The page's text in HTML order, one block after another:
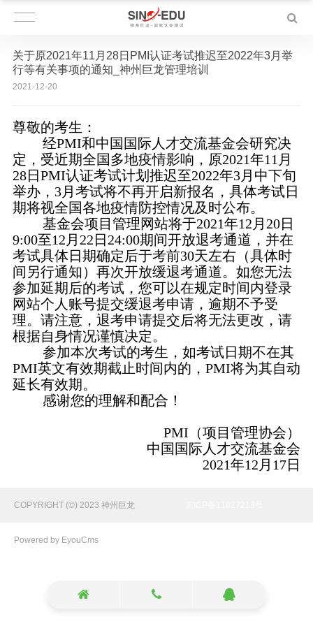
关于原2021年11月28日PMI认证考试推迟至2022年3月举
行等有关事项的通知_神州巨龙管理培训
2021-12-20
尊敬的考生：
经PMI和中国国际人才交流基金会研究决
定，受近期全国多地疫情影响，原2021年11月
28日PMI认证考试计划推迟至2022年3月中下旬
举办，3月考试将不再开启新报名，具体考试日
期将视全国各地疫情防控情况及时公布。
基金会项目管理网站将于2021年12月20日
9:00至12月22日24:00期间开放退考通道，并在
考试具体日期确定后于考前30天左右（具体时
间另行通知）再次开放缓退考通道。如您无法
参加延期后的考试，您可以在规定时间内登录
网站个人账号提交缓退考申请，逾期不予受
理。请注意，退考申请提交后将无法更改，请
根据自身情况谨慎决定。
参加本次考试的考生，如考试日期不在其
PMI英文有效期截止时间内的，PMI将为其自动
延长有效期。
感谢您的理解和配合！
PMI（项目管理协会）
中国国际人才交流基金会
2021年12月17日
COPYRIGHT (©) 2023 神州巨龙
Powered by EyouCms